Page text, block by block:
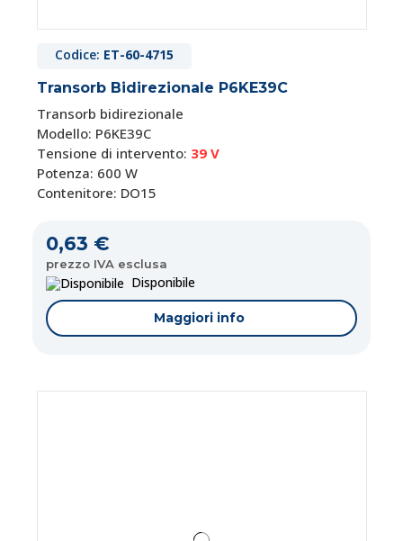
Codice: ET-60-4715
Transorb Bidirezionale P6KE39C
Transorb bidirezionale
Modello: P6KE39C
Tensione di intervento: 39 V
Potenza: 600 W
Contenitore: DO15
0,63 €
prezzo IVA esclusa
Disponibile
Maggiori info